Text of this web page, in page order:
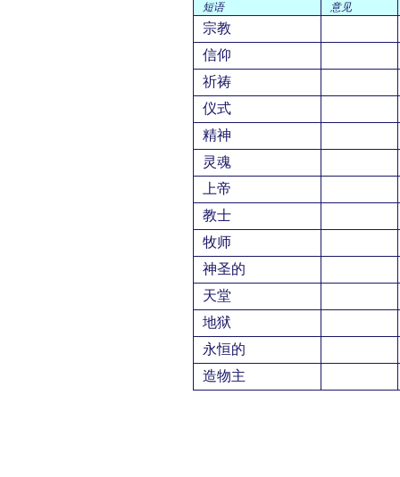
短语 意见
宗教
信仰
祈祷
仪式
精神
灵魂
上帝
教士
牧师
神圣的
天堂
地狱
永恒的
造物主